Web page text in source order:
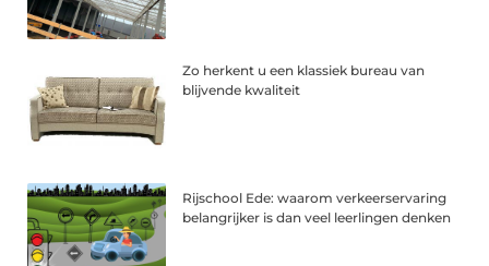
Zo herkent u een klassiek bureau van
blijvende kwaliteit
Rijschool Ede: waarom verkeerservaring
belangrijker is dan veel leerlingen denken